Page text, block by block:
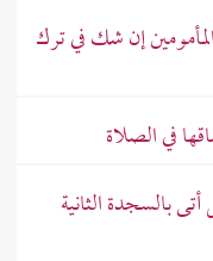
إن شك في ترك
في الصلاة
بالسجدة الثانية